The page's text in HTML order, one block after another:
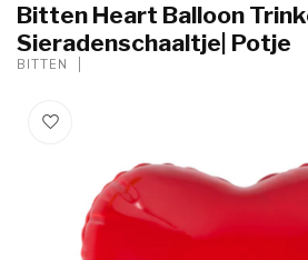
Bitten Heart Balloon
Sieradenschaaltje| Potje
BITTEN